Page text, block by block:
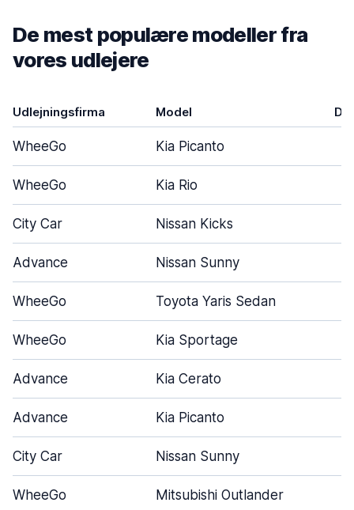
De mest populære modeller fra
vores udlejere
Udlejningsfirma Model
WheeGo Kia Picanto
WheeGo Kia Rio
City Car Nissan Kicks
Advance Nissan Sunny
WheeGo Toyota Yaris Sedan
WheeGo Kia Sportage
Advance Kia Cerato
Advance Kia Picanto
City Car Nissan Sunny
WheeGo Mitsubishi Outlander